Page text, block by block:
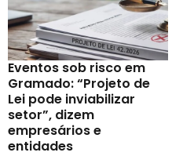
Eventos sob risco em
Gramado: “Projeto de
Lei pode inviabilizar
setor”, dizem
empresários e
entidades